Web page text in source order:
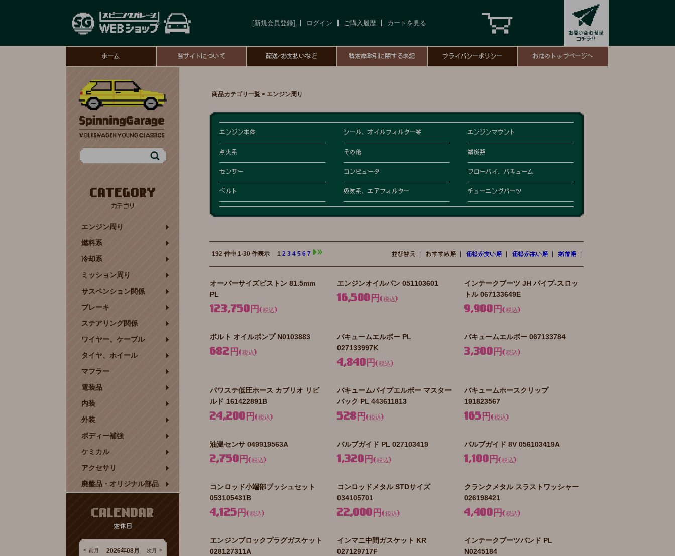
[新規会員登録] ログイン ご購入履歴 カートを見る
ホーム 当サイトについて 配送/お支払いなど 特定商取引に関する表記 プライバシーポリシー お店のトップページへ
CATEGORY
カテゴリ
エンジン周り
燃料系
冷却系
ミッション周り
サスペンション関係
ブレーキ
ステアリング関係
ワイヤー、ケーブル
タイヤ、ホイール
マフラー
電装品
内装
外装
ボディー補強
ケミカル
アクセサリ
廃盤品・オリジナル部品
CALENDAR
定休日
2026年08月
前月 次月
商品カテゴリ一覧 > エンジン周り
エンジン本体 シール、オイルフィルター等 エンジンマウント
点火系 その他 補機類
センサー コンピュータ ブローバイ、バキューム
ベルト 吸気系、エアフィルター チューニングパーツ
並び替え おすすめ順 価格が安い順 価格が高い順 新着順
192 件中 1-30 件表示 1 2 3 4 5 6 7
オーバーサイズピストン 81.5mm
PL
123,750円(税込)
エンジンオイルパン 051103601
16,500円(税込)
インテークブーツ JH パイプ-スロッ
トル 067133649E
9,900円(税込)
ボルト オイルポンプ N0103883
682円(税込)
バキュームエルボー PL
027133997K
4,840円(税込)
バキュームエルボー 067133784
3,300円(税込)
パワステ低圧ホース カブリオ リビ
ルド 161422891B
24,200円(税込)
バキュームパイプエルボー マスター
バック PL 443611813
528円(税込)
バキュームホースクリップ
191823567
165円(税込)
油温センサ 049919563A
2,750円(税込)
バルブガイド PL 027103419
1,320円(税込)
バルブガイド 8V 056103419A
1,100円(税込)
コンロッド小端部ブッシュセット
053105431B
4,125円(税込)
コンロッドメタル STDサイズ
034105701
22,000円(税込)
クランクメタル スラストワッシャー
026198421
4,400円(税込)
エンジンブロックプラグガスケット
028127311A
インマニ中間ガスケット KR
027129717F
インテークブーツバンド PL
N0245184